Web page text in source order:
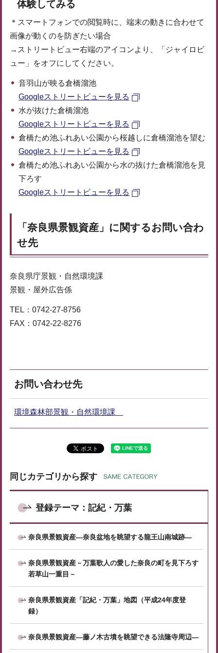
体験してみる
＊スマートフォンでの閲覧時に、端末の動きに合わせて
画像が動くのを防ぎたい場合
→ストリートビュー右端のアイコンより、「ジャイロビ
ュー」をオフにしてください。
音羽山が映る倉橋溜池
Googleストリートビューを見る
水が抜けた倉橋溜池
Googleストリートビューを見る
倉橋ため池ふれあい公園から桜越しに倉橋溜池を望む
Googleストリートビューを見る
倉橋ため池ふれあい公園から水の抜けた倉橋溜池を見
下ろす
Googleストリートビューを見る
「奈良県景観資産」に関するお問い合わ
せ先
奈良県庁景観・自然環境課
景観・屋外広告係
TEL：0742-27-8756
FAX：0742-22-8276
お問い合わせ先
環境森林部景観・自然環境課
同じカテゴリから探す
登録テーマ：記紀・万葉
奈良県景観資産―奈良盆地を眺望する龍王山南城跡―
奈良県景観資産－万葉歌人の愛した奈良の町を見下ろす
若草山一重目－
奈良県景観資産「記紀・万葉」地図（平成24年度登
録）
奈良県景観資産―藤ノ木古墳を眺望できる法隆寺周辺―